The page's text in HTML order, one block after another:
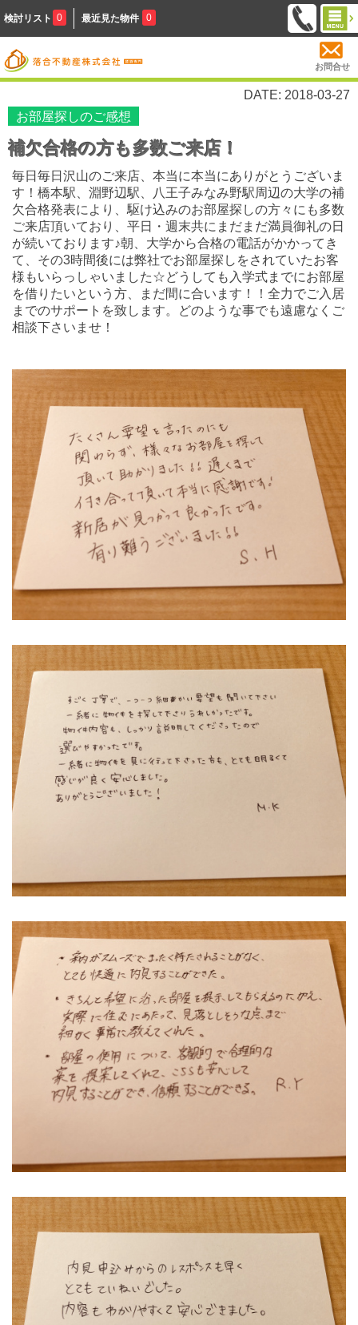
検討リスト 0 最近見た物件 0
お問合せ
DATE: 2018-03-27
お部屋探しのご感想
補欠合格の方も多数ご来店！
毎日毎日沢山のご来店、本当に本当にありがとうございま
す！橋本駅、淵野辺駅、八王子みなみ野駅周辺の大学の補
欠合格発表により、駆け込みのお部屋探しの方々にも多数
ご来店頂いており、平日・週末共にまだまだ満員御礼の日
が続いております♪朝、大学から合格の電話がかかってき
て、その3時間後には弊社でお部屋探しをされていたお客
様もいらっしゃいました☆どうしても入学式までにお部屋
を借りたいという方、まだ間に合います！！全力でご入居
までのサポートを致します。どのような事でも遠慮なくご
相談下さいませ！